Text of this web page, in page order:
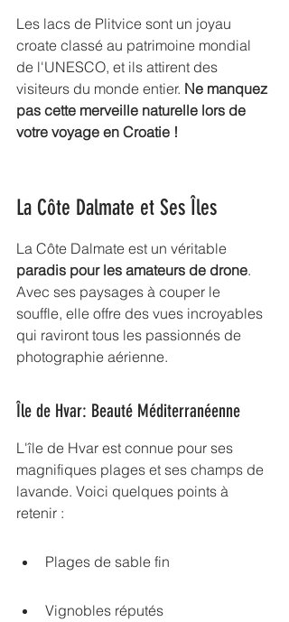
Les lacs de Plitvice sont un joyau
croate classé au patrimoine mondial
de l'UNESCO, et ils attirent des
visiteurs du monde entier. Ne manquez
pas cette merveille naturelle lors de
votre voyage en Croatie !
La Côte Dalmate et Ses Îles
La Côte Dalmate est un véritable
paradis pour les amateurs de drone.
Avec ses paysages à couper le
souffle, elle offre des vues incroyables
qui raviront tous les passionnés de
photographie aérienne.
Île de Hvar: Beauté Méditerranéenne
L'île de Hvar est connue pour ses
magnifiques plages et ses champs de
lavande. Voici quelques points à
retenir :
Plages de sable fin
Vignobles réputés